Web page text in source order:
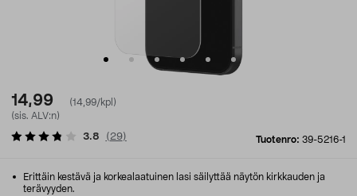
14,99
(14,99/kpl)
(sis. ALV:n)
Tuotenro: 39-5216-1
3.8 ( 29)
Erittäin kestävä ja korkealaatuinen lasi säilyttää näytön kirkkauden ja
terävyyden.